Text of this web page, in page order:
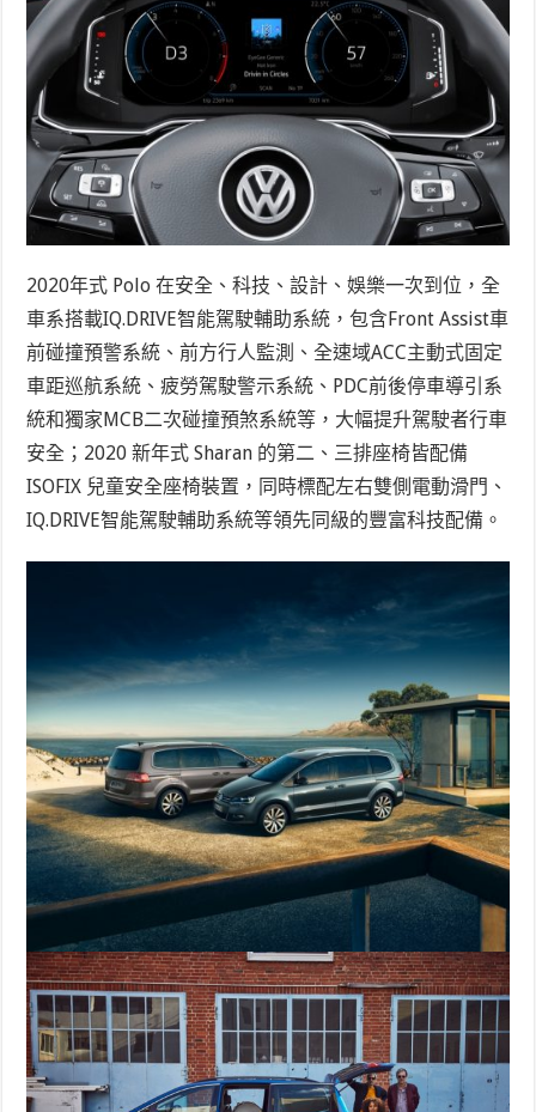
2020年式 Polo 在安全、科技、設計、娛樂一次到位，全
車系搭載IQ.DRIVE智能駕駛輔助系統，包含Front Assist車
前碰撞預警系統、前方行人監測、全速域ACC主動式固定
車距巡航系統、疲勞駕駛警示系統、PDC前後停車導引系
統和獨家MCB二次碰撞預煞系統等，大幅提升駕駛者行車
安全；2020 新年式 Sharan 的第二、三排座椅皆配備
ISOFIX 兒童安全座椅裝置，同時標配左右雙側電動滑門、
IQ.DRIVE智能駕駛輔助系統等領先同級的豐富科技配備。